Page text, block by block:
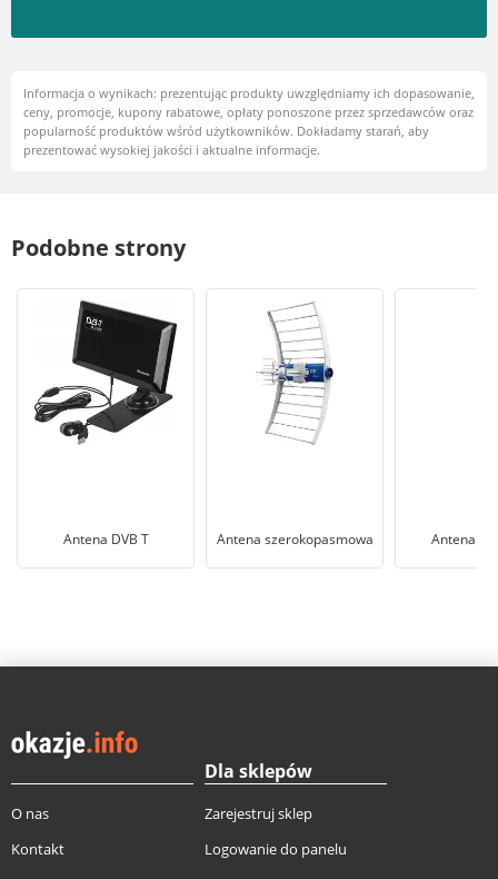
Informacja o wynikach: prezentując produkty uwzględniamy ich dopasowanie,
ceny, promocje, kupony rabatowe, opłaty ponoszone przez sprzedawców oraz
popularność produktów wśród użytkowników. Dokładamy starań, aby
prezentować wysokiej jakości i aktualne informacje.
Podobne strony
Antena DVB T Antena szerokopasmowa Antena
O nas
Kontakt
Dla sklepów
Zarejestruj sklep
Logowanie do panelu